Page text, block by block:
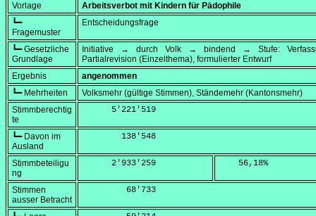
Vorlage
Arbeitsverbot mit Kindern für Pädophile
┗━
Fragemuster
Entscheidungsfrage
┗━ Gesetzliche
Grundlage
Initiative → durch Volk → bindend → Stufe:
Partialrevision (Einzelthema), formulierter Entwurf
Ergebnis
angenommen
┗━ Mehrheiten
Volksmehr (gültige Stimmen), Ständemehr (Kantonsmehr)
Stimmberechtig
te
      5'221'519
┗━ Davon im
Ausland
        138'548
Stimmbeteiligu
ng
      2'933'259
    56,18
%
Stimmen
ausser Betracht
         68'733